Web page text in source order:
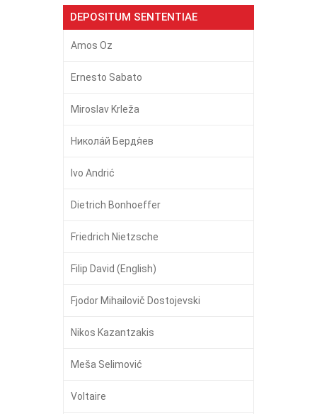
DEPOSITUM SENTENTIAE
Amos Oz
Ernesto Sabato
Miroslav Krleža
Никола́й Бердя́ев
Ivo Andrić
Dietrich Bonhoeffer
Friedrich Nietzsche
Filip David (English)
Fjodor Mihailovič Dostojevski
Nikos Kazantzakis
Meša Selimović
Voltaire